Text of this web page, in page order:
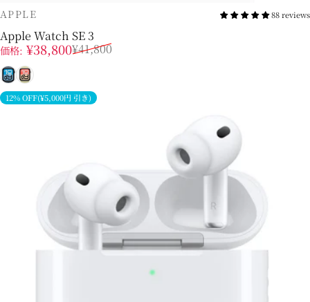
販売業者
APPLE 88 reviews
Apple Watch SE 3
販売価格
価格: ¥38,800
通常価格 ¥41,800
ミッドナイト
スターライト
12% OFF(¥5,000円 引き)